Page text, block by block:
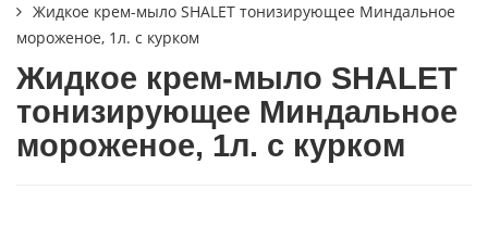
Жидкое крем-мыло SHALET тонизирующее Миндальное
мороженое, 1л. с курком
Жидкое крем-мыло SHALET
тонизирующее Миндальное
мороженое, 1л. с курком